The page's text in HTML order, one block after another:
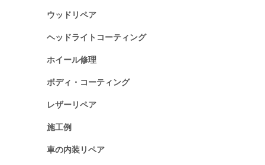
ウッドリペア
ヘッドライトコーティング
ホイール修理
ボディ・コーティング
レザーリペア
施工例
車の内装リペア